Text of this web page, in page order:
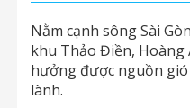
Nằm cạnh sông Sài
khu Thảo Điền, Hoàng
hưởng được nguồn
lành.